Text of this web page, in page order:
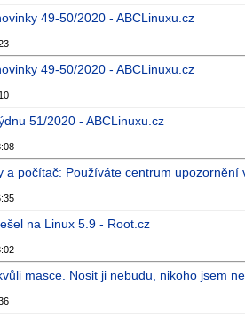
49-50/2020 - ABCLinuxu.cz
49-50/2020 - ABCLinuxu.cz
51/2020 - ABCLinuxu.cz
a počítač: Používáte centrum upozornění
na Linux 5.9 - Root.cz
masce. Nosit ji nebudu, nikoho jsem